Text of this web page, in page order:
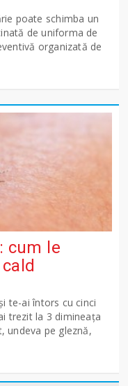
poate schimba un
de uniforma de
organizată de
cum le
te-ai întors cu cinci
trezit la 3 dimineața
undeva pe gleznă,